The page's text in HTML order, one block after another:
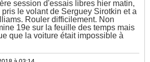
session d'essais libres hier matin,
le volant de Serguey Sirotkin et a
Rouler difficilement. Non
19e sur la feuille des temps mais
que la voiture était impossible à